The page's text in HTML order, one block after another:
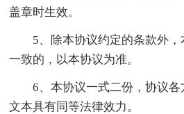
盖章时生效。
5、除本协议约定的条款外，
一致的，以本协议为准。
6、本协议一式二份，协议各
文本具有同等法律效力。